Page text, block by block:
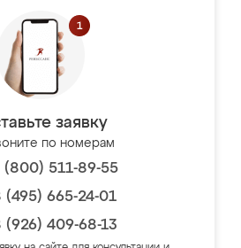
заявку
по номерам
(800) 511-89-55
(495) 665-24-01
(926) 409-68-13